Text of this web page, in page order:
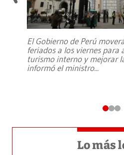
El Gobierno de Perú
feriados a los viernes para
turismo interno y mejorar
informó el ministro...
Lo más